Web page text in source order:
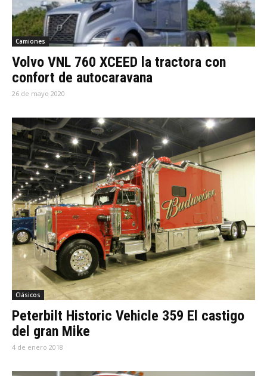
Camiones
Volvo VNL 760 XCEED la tractora con
confort de autocaravana
26 de mayo 2020
Clásicos
Peterbilt Historic Vehicle 359 El castigo
del gran Mike
4 de enero 2018